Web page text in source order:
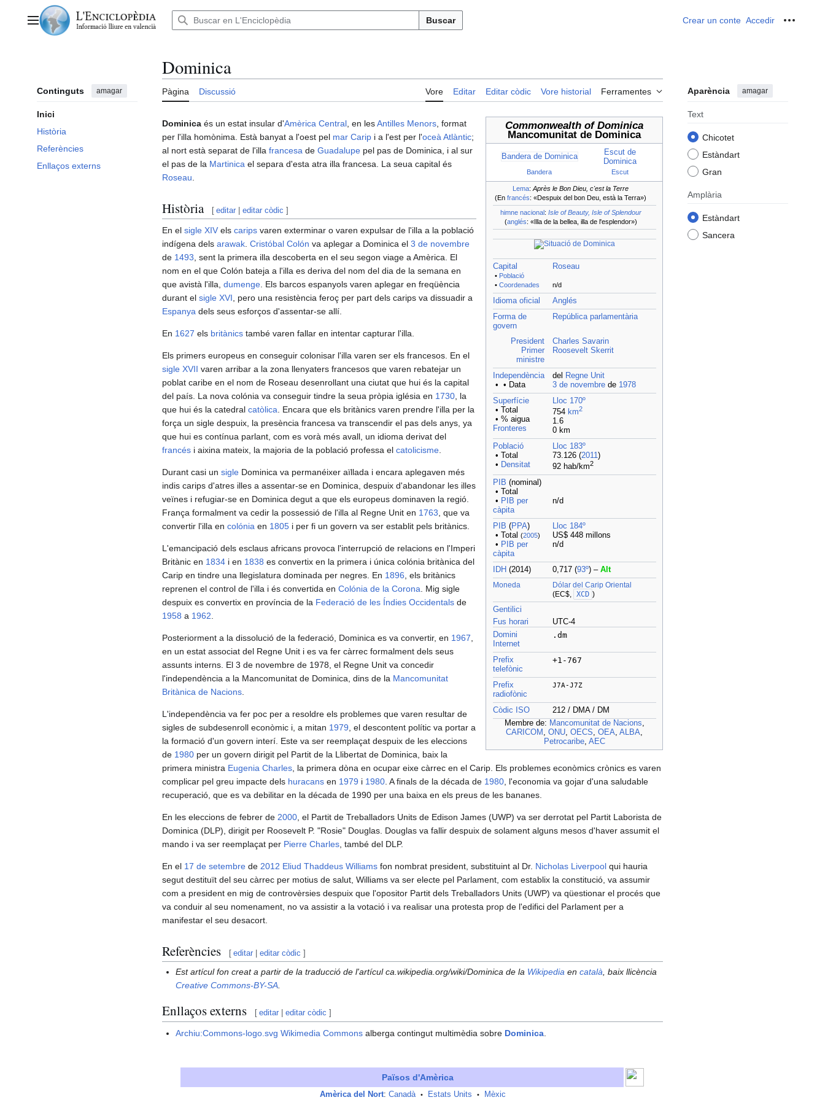
contingutMenú principal Buscar Crear un conte Accedir
Continguts amagar
Inici
Història
Referències
Enllaços externs
Dominica
Pàgina Discussió Vore Editar Editar còdic Vore historial Ferramentes Aparència amagar
Text
Chicotet
Estàndart
Gran
Amplària
Estàndart
Sancera
Commonwealth of Dominica
Mancomunitat de Dominica
Bandera de Dominica
Escut de
Dominica
Bandera Escut
Lema:Après le Bon Dieu, c'est la Terre
(Enfrancés: «Despuix del bon Deu, està la Terra»)
himne nacional: Isle of Beauty, Isle of Splendour
(anglés: «Illa de la bellea, illa de l'esplendor»)
Capital
• Població
• Coordenades
Roseau
n/d
Idioma oficial
Anglés
Forma de
govern
República parlamentària
President
Primer
ministre
Charles Savarin
Roosevelt Skerrit
Independència
• • Data
del
Regne Unit
3 de novembrede 1978
Superfície
• Total
• % aigua
Fronteres
Lloc 170º
754 km2
1.6
0 km
Població
• Total
• Densitat
Lloc 183º
73.126 (2011)
92 hab/km2
PIB (nominal)
• Total
• PIB per
càpita
n/d
PIB (PPA)
• Total (2005)
• PIB per
càpita
Lloc 184º
US$ 448 millons
n/d
IDH (2014) 0,717 (93º) – Alt
Moneda
Dólar del Carip Oriental
(EC$, XCD )
‎Gentilici
Fus horari
UTC-4
Domini
Internet
.dm
Prefix
telefònic
+1-767
Prefix
radiofònic
J7A-J7Z
Còdic ISO
212 / DMA / DM
Membre de: Mancomunitat de Nacions,
CARICOM , ONU, OECS, OEA, ALBA,
Petrocaribe, AEC
Dominica és un estat insular d'Amèrica Central , en lesAntilles Menors , format
per l'illa homònima. Està banyat a l'oest pel mar Carip i a l'est per l'oceà Atlàntic;
al nort està separat de l'illa francesa de Guadalupe pel pas de Dominica, i al sur
el pas de la Martinica el separa d'esta atra illa francesa. La seua capital és
Roseau
Història [ editar |editar còdic ]
En el sigle XIV els carips varen exterminar o varen expulsar de l'illa a la població
indígena dels arawak Cristóbal Colón va aplegar a Dominica el 3 de novembre
de 1493 , sent la primera illa descoberta en el seu segon viage a Amèrica. El
nom en el que Colón bateja a l'illa es deriva del nom del dia de la semana en
que avistà l'illa, dumenge . Els barcos espanyols varen aplegar en freqüència
durant el sigle XVI , pero una resistència feroç per part dels carips va dissuadir a
Espanya dels seus esforços d'assentar-se allí.
En 1627 els britànics també varen fallar en intentar capturar l'illa.
Els primers europeus en conseguir colonisar l'illa varen ser els francesos. En el
sigle XVII varen arribar a la zona llenyaters francesos que varen rebatejar un
poblat caribe en el nom de Roseau desenrollant una ciutat que hui és la capital
del país. La nova colónia va conseguir tindre la seua pròpia iglésia en 1730 , la
que hui és la catedral catòlica . Encara que els britànics varen prendre l'illa per la
força un sigle despuix, la presència francesa va transcendir el pas dels anys, ya
que hui es contínua parlant, com es vorà més avall, un idioma derivat del
francés i aixina mateix, la majoria de la població professa el catolicisme
Durant casi un sigle Dominica va permanéixer aïllada i encara aplegaven més
indis carips d'atres illes a assentar-se en Dominica, despuix d'abandonar les illes
veïnes i refugiar-se en Dominica degut a que els europeus dominaven la regió.
França formalment va cedir la possessió de l'illa al Regne Unit en 1763 , que va
convertir l'illa en colónia en 1805 i per fi un govern va ser establit pels britànics.
L'emancipació dels esclaus africans provoca l'interrupció de relacions en l'Imperi
Britànic en 1834 i en 1838 es convertix en la primera i única colónia britànica del
Carip en tindre una llegislatura dominada per negres. En 1896 , els britànics
reprenen el control de l'illa i és convertida en Colónia de la Corona . Mig sigle
despuix es convertix en província de la Federació de les Índies Occidentals de
1958 a 1962
Posteriorment a la dissolució de la federació, Dominica es va convertir, en 1967
en un estat associat del Regne Unit i es va fer càrrec formalment dels seus
assunts interns. El 3 de novembre de 1978, el Regne Unit va concedir
l'independència a la Mancomunitat de Dominica, dins de la Mancomunitat
Britànica de Nacions
L'independència va fer poc per a resoldre els problemes que varen resultar de
sigles de subdesenroll econòmic i, a mitan 1979 , el descontent polític va portar a
la formació d'un govern interí. Este va ser reemplaçat despuix de les eleccions
de 1980 per un govern dirigit pel Partit de la Llibertat de Dominica, baix la
primera ministra Eugenia Charles , la primera dòna en ocupar eixe càrrec en el Carip. Els problemes econòmics crònics es varen
complicar pel greu impacte dels huracans en 1979 i 1980 . A finals de la década de 1980 , l'economia va gojar d'una saludable
recuperació, que es va debilitar en la década de 1990 per una baixa en els preus de les bananes.
En les eleccions de febrer de 2000 , el Partit de Treballadors Units de Edison James (UWP) va ser derrotat pel Partit Laborista de
Dominica (DLP), dirigit per Roosevelt P. "Rosie" Douglas. Douglas va fallir despuix de solament alguns mesos d'haver assumit el
mando i va ser reemplaçat per Pierre Charles , també del DLP.
En el 17 de setembre de 2012 Eliud Thaddeus Williams fon nombrat president, substituint al Dr. Nicholas Liverpool qui hauria
segut destituït del seu càrrec per motius de salut, Williams va ser electe pel Parlament, com establix la constitució, va assumir
com a president en mig de controvèrsies despuix que l'opositor Partit dels Treballadors Units (UWP) va qüestionar el procés que
va conduir al seu nomenament, no va assistir a la votació i va realisar una protesta prop de l'edifici del Parlament per a
manifestar el seu desacort.
Referències [ editar |editar còdic ]
Est artícul fon creat a partir de la traducció de l'artícul ca.wikipedia.org/wiki/Dominica de la Wikipedia encatalà, baix llicència
Creative Commons-BY-SA.
Enllaços externs [ editar |editar còdic ]
Archiu:Commons-logo.svg Wikimedia Commons alberga contingut multimèdia sobre Dominica
Països d'Amèrica
Amèrica del Nort: Canadà • Estats Units • Mèxic